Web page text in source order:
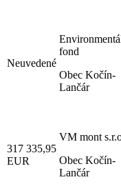
Neuvedené
fond
Obec Kočín-
Lančár
317 335,95
EUR
VM mont
Obec Kočín-
Lančár